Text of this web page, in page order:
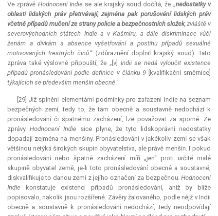
Ve zprávě Hodnocení Indie se ale krajský soud dočítá, že „nedostatky v
oblasti lidských práv přetrvávají, zejména pak porušování lidských práv
včetně případů mučení ze strany policie a bezpečnostních složek, zvláště v
severovýchodních státech Indie a v Kašmíru, a dále diskriminace vůči
ženám a dívkám a absence vyšetřování a postihu případů sexuálně
motivovaných trestných činů.“ (zdůraznění doplnil krajský soud). Tato
zpráva také výslovně připouští, že „[v] Indii se nedá vyloučit existence
případů pronásledování podle definice v článku 9
[kvalifikační směrnice]
týkajících se především menšin obecně.“
[29] Již splnění elementární podmínky pro zařazení Indie na seznam
bezpečných zemí, tedy to, že tam obecně a soustavně nedochází k
pronásledování či špatnému zacházení, lze považovat za sporné. Ze
zprávy Hodnocení Indiesice plyne, že tyto lidskoprávní nedostatky
dopadají zejména na menšiny. Pronásledování v jakékoliv zemi se však
většinou netýká širokých skupin obyvatelstva, ale právě menšin. I pokud
pronásledování nebo špatné zacházení míří „jen“ proti určité malé
skupině obyvatel země, je-li toto pronásledování obecné a soustavné,
diskvalifikuje to danou zemi z jejího označení za bezpečnou. Hodnocení
Indie konstatuje existenci případů pronásledování, aniž by blíže
popisovalo, nakolik jsou rozšířené. Závěry žalovaného, podle nějž v Indii
obecně a soustavně k pronásledování nedochází, tedy neodpovídají